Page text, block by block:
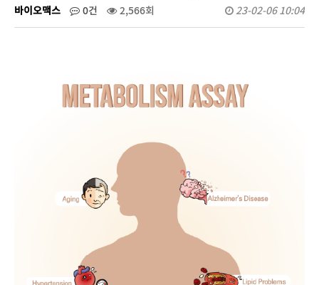
바이오맥스 0건 2,566회 23-02-06 10:04